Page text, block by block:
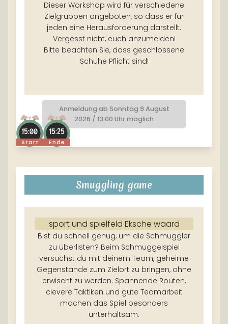
Dieser Workshop wird für verschiedene
Zielgruppen angeboten, so dass er für
jeden eine Herausforderung darstellt.
Vergesst nicht, euch anzumelden!
Bitte beachten Sie, dass geschlossene
Schuhe Pflicht sind!
Anmeldung ab Sonntag 9 August
2026 / 13:00 Uhr möglich
Start
15:00
Ende
15:25
Smuggling game
sport und spielfeld Eksche waard
Bist du schnell genug, um die Schmuggler
zu überlisten? Beim Schmuggelspiel
versuchst du mit deinem Team, geheime
Gegenstände zum Zielort zu bringen, ohne
erwischt zu werden. Spannende Routen,
clevere Taktiken und gute Teamarbeit
machen das Spiel besonders
unterhaltsam.